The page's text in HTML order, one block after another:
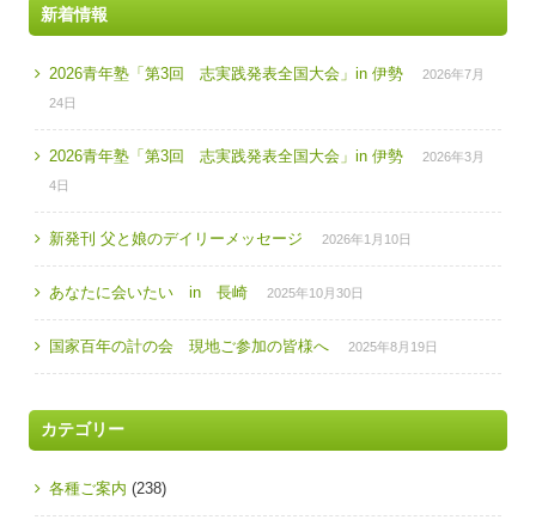
新着情報
2026青年塾「第3回 志実践発表全国大会」in 伊勢
2026年7月
24日
2026青年塾「第3回 志実践発表全国大会」in 伊勢
2026年3月
4日
新発刊 父と娘のデイリーメッセージ 2026年1月10日
あなたに会いたい in 長崎 2025年10月30日
国家百年の計の会 現地ご参加の皆様へ 2025年8月19日
カテゴリー
各種ご案内 (238)